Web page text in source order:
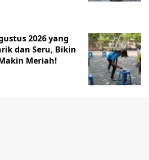
2026 yang
dan Seru, Bikin
Meriah!